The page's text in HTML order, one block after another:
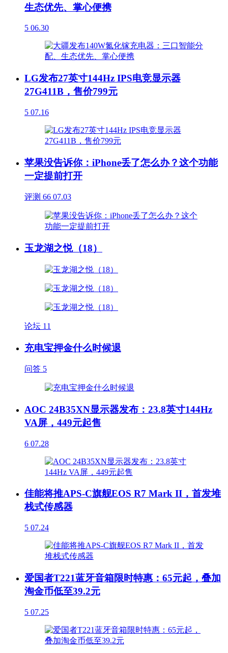
生态优先、掌心便携
5 06.30
LG发布27英寸144Hz IPS电竞显示器
27G411B，售价799元
5 07.16
苹果没告诉你：iPhone丢了怎么办？这个功能
一定提前打开
评测 66 07.03
玉龙湖之悦（18）
论坛 11
充电宝押金什么时候退
问答 5
AOC 24B35XN显示器发布：23.8英寸144Hz
VA屏，449元起售
6 07.28
佳能将推APS-C旗舰EOS R7 Mark II，首发堆
栈式传感器
5 07.24
爱国者T221蓝牙音箱限时特惠：65元起，叠加
淘金币低至39.2元
5 07.25